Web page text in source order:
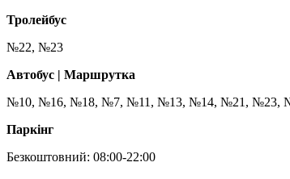
Тролейбус
№22, №23
Автобус | Маршрутка
№10, №16, №18, №7, №11, №13, №14, №21, №23,
Паркінг
Безкоштовний: 08:00-22:00